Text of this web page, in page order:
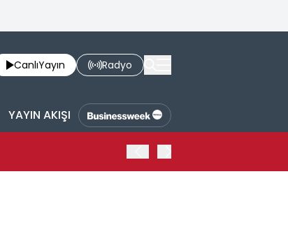
CanlıYayın Radyo
YAYIN AKIŞI